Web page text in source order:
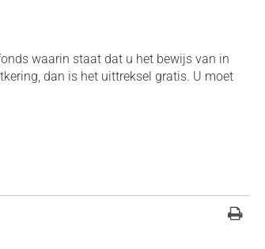
waarin staat dat u het bewijs van in
dan is het uittreksel gratis. U moet